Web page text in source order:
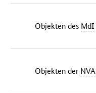
Objekten des MdI
Objekten der NVA